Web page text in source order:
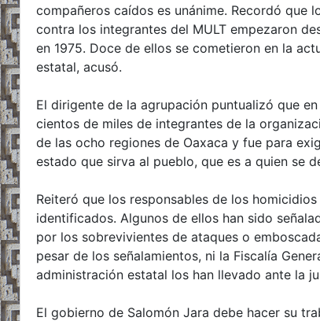
compañeros caídos es unánime. Recordó que
contra los integrantes del MULT empezaron
en 1975. Doce de ellos se cometieron en la
estatal, acusó.
El dirigente de la agrupación puntualizó que
cientos de miles de integrantes de la
de las ocho regiones de Oaxaca y fue para
estado que sirva al pueblo, que es a quien se
Reiteró que los responsables de los
identificados. Algunos de ellos han sido
por los sobrevivientes de ataques o
pesar de los señalamientos, ni la Fiscalía
administración estatal los han llevado ante la
El gobierno de Salomón Jara debe hacer su